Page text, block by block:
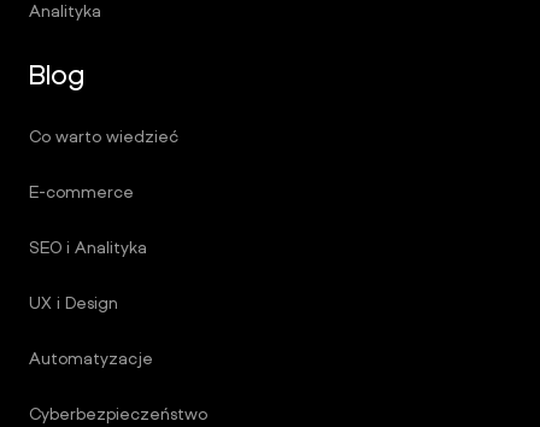
Analityka
Blog
Co warto wiedzieć
E-commerce
SEO i Analityka
UX i Design
Automatyzacje
Cyberbezpieczeństwo